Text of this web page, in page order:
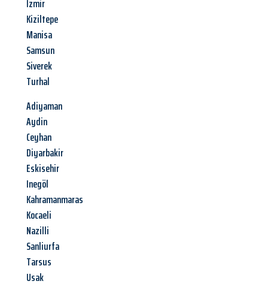
Izmir
Kiziltepe
Manisa
Samsun
Siverek
Turhal
Adiyaman
Aydin
Ceyhan
Diyarbakir
Eskisehir
Inegöl
Kahramanmaras
Kocaeli
Nazilli
Sanliurfa
Tarsus
Usak